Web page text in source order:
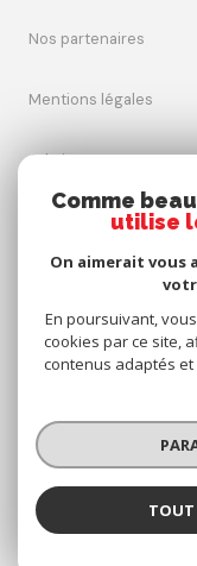
nos partenaires
mentions légales
admin
nos honoraires
cookies
© 2026 | Tous droits
Réalisé par
Comme
utilise
On aimerait vous
En poursuivant,
cookies par ce site,
contenus adaptés
TOUT